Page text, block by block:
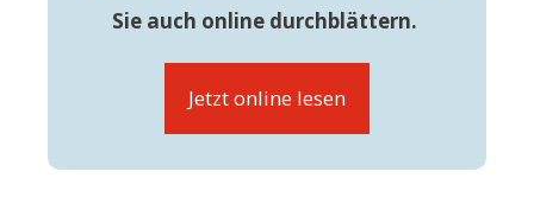
Sie auch online durchblättern.
Jetzt online lesen